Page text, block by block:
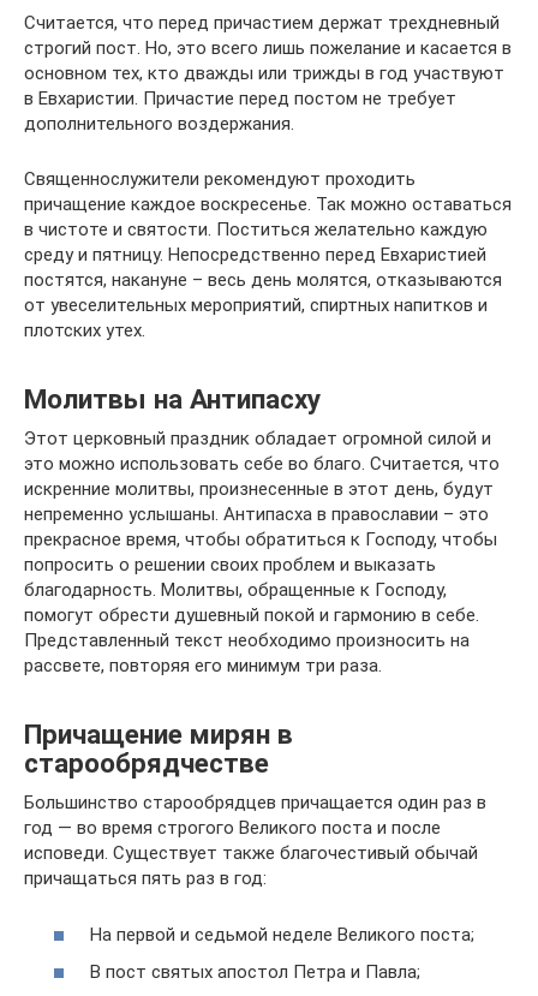
Считается, что перед причастием держат трехдневный
строгий пост. Но, это всего лишь пожелание и касается в
основном тех, кто дважды или трижды в год участвуют
в Евхаристии. Причастие перед постом не требует
дополнительного воздержания.
Священнослужители рекомендуют проходить
причащение каждое воскресенье. Так можно оставаться
в чистоте и святости. Поститься желательно каждую
среду и пятницу. Непосредственно перед Евхаристией
постятся, накануне – весь день молятся, отказываются
от увеселительных мероприятий, спиртных напитков и
плотских утех.
Молитвы на Антипасху
Этот церковный праздник обладает огромной силой и
это можно использовать себе во благо. Считается, что
искренние молитвы, произнесенные в этот день, будут
непременно услышаны. Антипасха в православии – это
прекрасное время, чтобы обратиться к Господу, чтобы
попросить о решении своих проблем и выказать
благодарность. Молитвы, обращенные к Господу,
помогут обрести душевный покой и гармонию в себе.
Представленный текст необходимо произносить на
рассвете, повторяя его минимум три раза.
Причащение мирян в
старообрядчестве
Большинство старообрядцев причащается один раз в
год — во время строгого Великого поста и после
исповеди. Существует также благочестивый обычай
причащаться пять раз в год:
На первой и седьмой неделе Великого поста;
В пост святых апостол Петра и Павла;